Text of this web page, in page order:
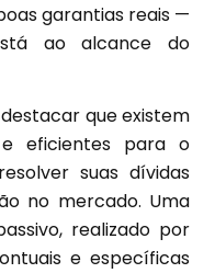
garantias reais —
ao alcance do
que existem
eficientes para o
suas dívidas
no mercado. Uma
realizado por
e específicas